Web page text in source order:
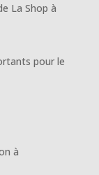
La Shop à
pour le
à